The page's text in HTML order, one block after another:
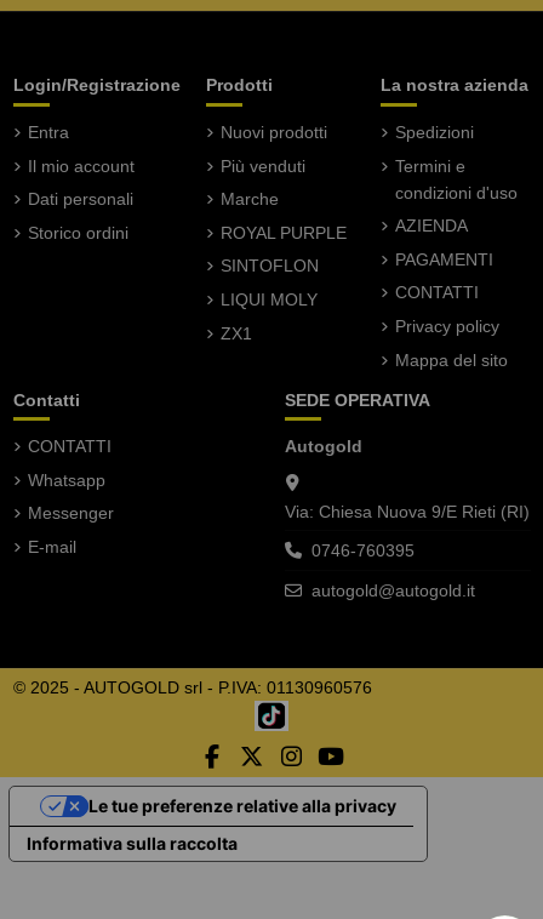
Login/Registrazione
Entra
Il mio account
Dati personali
Storico ordini
Prodotti
Nuovi prodotti
Più venduti
Marche
ROYAL PURPLE
SINTOFLON
LIQUI MOLY
ZX1
La nostra azienda
Spedizioni
Termini e
condizioni d'uso
AZIENDA
PAGAMENTI
CONTATTI
Privacy policy
Mappa del sito
Contatti
CONTATTI
Whatsapp
Messenger
E-mail
SEDE OPERATIVA
Autogold
Via: Chiesa Nuova 9/E Rieti (RI)
0746-760395
autogold@autogold.it
© 2025 - AUTOGOLD srl - P.IVA: 01130960576
Informativa sulla raccolta
Le tue preferenze relative alla privacy